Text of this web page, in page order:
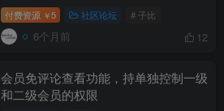
付费资源 ￥5 社区论坛 # 子比
6个月前 12
会员免评论查看功能，持单独控制一级
和二级会员的权限